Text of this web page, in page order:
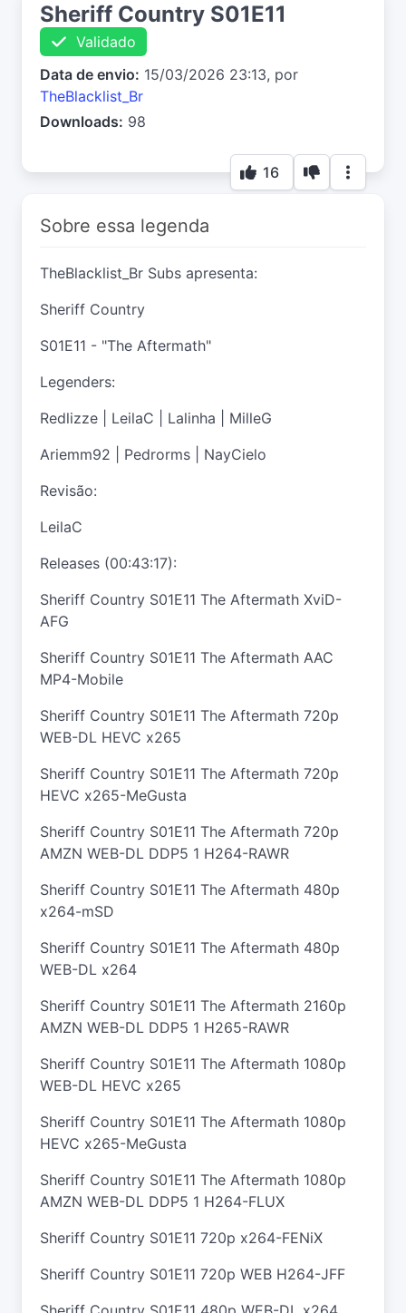
Sheriff Country S01E11
Validado
Data de envio: 15/03/2026 23:13, por
TheBlacklist_Br
Downloads: 98
16
Sobre essa legenda
TheBlacklist_Br Subs apresenta:
Sheriff Country
S01E11 - "The Aftermath"
Legenders:
Redlizze | LeilaC | Lalinha | MilleG
Ariemm92 | Pedrorms | NayCielo
Revisão:
LeilaC
Releases (00:43:17):
Sheriff Country S01E11 The Aftermath XviD-
AFG
Sheriff Country S01E11 The Aftermath AAC
MP4-Mobile
Sheriff Country S01E11 The Aftermath 720p
WEB-DL HEVC x265
Sheriff Country S01E11 The Aftermath 720p
HEVC x265-MeGusta
Sheriff Country S01E11 The Aftermath 720p
AMZN WEB-DL DDP5 1 H264-RAWR
Sheriff Country S01E11 The Aftermath 480p
x264-mSD
Sheriff Country S01E11 The Aftermath 480p
WEB-DL x264
Sheriff Country S01E11 The Aftermath 2160p
AMZN WEB-DL DDP5 1 H265-RAWR
Sheriff Country S01E11 The Aftermath 1080p
WEB-DL HEVC x265
Sheriff Country S01E11 The Aftermath 1080p
HEVC x265-MeGusta
Sheriff Country S01E11 The Aftermath 1080p
AMZN WEB-DL DDP5 1 H264-FLUX
Sheriff Country S01E11 720p x264-FENiX
Sheriff Country S01E11 720p WEB H264-JFF